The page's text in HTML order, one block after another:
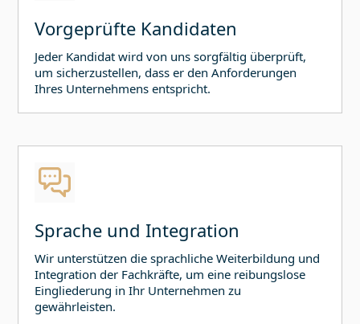
Vorgeprüfte Kandidaten
Jeder Kandidat wird von uns sorgfältig überprüft,
um sicherzustellen, dass er den Anforderungen
Ihres Unternehmens entspricht.
Sprache und Integration
Wir unterstützen die sprachliche Weiterbildung und
Integration der Fachkräfte, um eine reibungslose
Eingliederung in Ihr Unternehmen zu
gewährleisten.